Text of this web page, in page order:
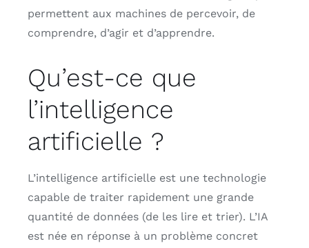
permettent aux machines de percevoir, de
comprendre, d’agir et d’apprendre.
Qu’est-ce que
l’intelligence
artificielle ?
L’intelligence artificielle est une technologie
capable de traiter rapidement une grande
quantité de données (de les lire et trier). L’IA
est née en réponse à un problème concret